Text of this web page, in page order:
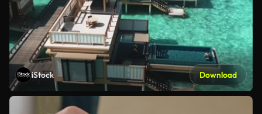
iStock Download